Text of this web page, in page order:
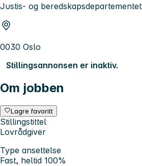
Justis- og beredskapsdepartementet
0030 Oslo
Stillingsannonsen er inaktiv.
Om jobben
Lagre favoritt
Stillingstittel
Lovrådgiver
Type ansettelse
Fast, heltid 100%